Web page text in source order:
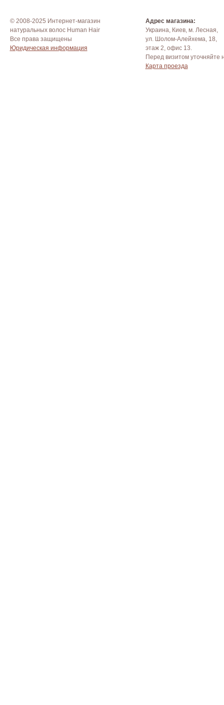
© 2008-2025 Интернет-магазин
натуральных волос Human Hair
Все права защищены
Юридическая информация
Адрес магазина:
Украина, Киев, м. Лесная,
ул. Шолом-Алейхема, 18,
этаж 2, офис 13.
Перед визитом уточняйте
Карта проезда